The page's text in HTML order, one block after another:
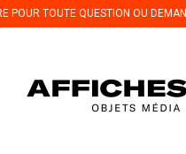
POUR TOUTE QUESTION OU